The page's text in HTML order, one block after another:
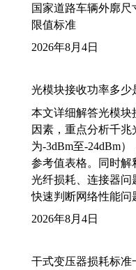
国家道路车辆外廓尺
限值标准
2026年8月4日
光模块接收功率多少
本文详细解答光模块
因素，重点分析千
为-3dBm至-24dBm
参考值表格。同时解
光纤损耗、连接器问
快速判断网络性能问
2026年8月4日
干式变压器损耗标准